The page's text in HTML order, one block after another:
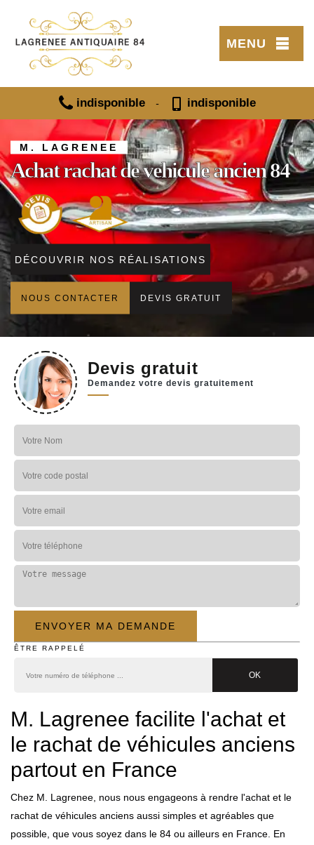
MENU
indisponible - indisponible
M. LAGRENEE
Achat rachat de vehicule ancien 84
DÉCOUVRIR NOS RÉALISATIONS
NOUS CONTACTER DEVIS GRATUIT
Devis gratuit
Demandez votre devis gratuitement
ÊTRE RAPPELÉ
M. Lagrenee facilite l'achat et
le rachat de véhicules anciens
partout en France
Chez M. Lagrenee, nous nous engageons à rendre l'achat et le
rachat de véhicules anciens aussi simples et agréables que
possible, que vous soyez dans le 84 ou ailleurs en France. En